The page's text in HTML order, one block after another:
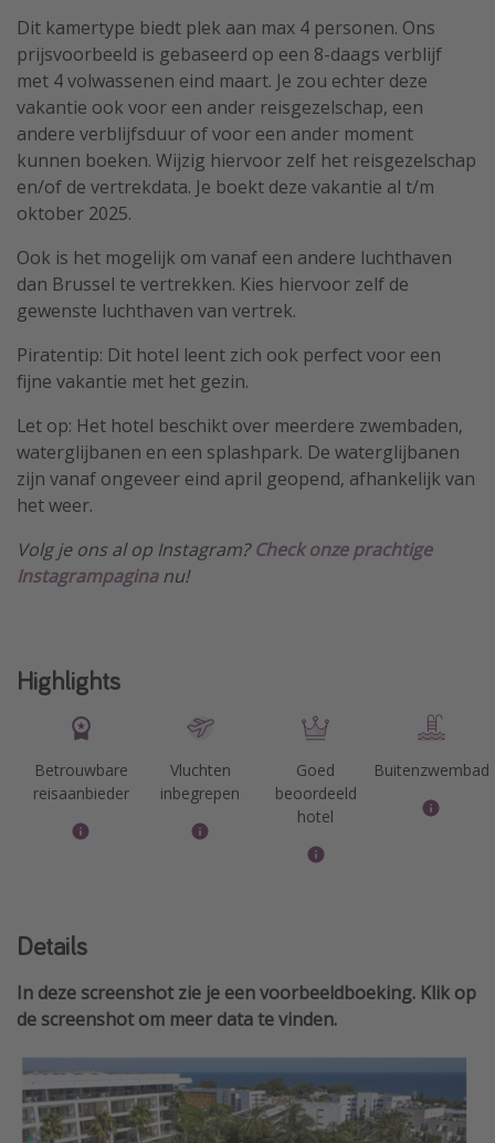
Dit kamertype biedt plek aan max 4 personen. Ons
prijsvoorbeeld is gebaseerd op een 8-daags verblijf
met 4 volwassenen eind maart. Je zou echter deze
vakantie ook voor een ander reisgezelschap, een
andere verblijfsduur of voor een ander moment
kunnen boeken. Wijzig hiervoor zelf het reisgezelschap
en/of de vertrekdata. Je boekt deze vakantie al t/m
oktober 2025.
Ook is het mogelijk om vanaf een andere luchthaven
dan Brussel te vertrekken. Kies hiervoor zelf de
gewenste luchthaven van vertrek.
Piratentip: Dit hotel leent zich ook perfect voor een
fijne vakantie met het gezin.
Let op: Het hotel beschikt over meerdere zwembaden,
waterglijbanen en een splashpark. De waterglijbanen
zijn vanaf ongeveer eind april geopend, afhankelijk van
het weer.
Volg je ons al op Instagram?Check onze prachtige
Instagrampaginanu!
Highlights
Betrouwbare
reisaanbieder
Vluchten
inbegrepen
Goed
beoordeeld
hotel
Buitenzwembad
Details
In deze screenshot zie je een voorbeeldboeking. Klik op
de screenshot om meer data te vinden.